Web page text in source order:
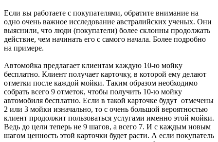
Если вы работаете с покупателями, обратите внимание на
одно очень важное исследование австралийских ученых. Они
выяснили, что люди (покупатели) более склонны продолжать
действие, чем начинать его с самого начала. Более подробно
на примере.
Автомойка предлагает клиентам каждую 10-ю мойку
бесплатно. Клиент получает карточку, в которой ему делают
отметки после каждой мойки. Таким образом необходимо
собрать всего 9 отметок, чтобы получить 10-ю мойку
автомобиля бесплатно. Если в такой карточке будут отмечены
2 или 3 мойки изначально, то с очень большой вероятностью
клиент продолжит пользоваться услугами именно этой мойки.
Ведь до цели теперь не 9 шагов, а всего 7. И с каждым новым
шагом ценность этой карточки будет расти. А если покупатель